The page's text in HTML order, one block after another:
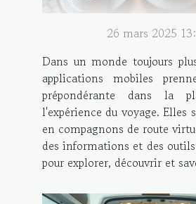
26 mars 2025
Dans un monde toujours
applications mobiles
prépondérante dans la
l'expérience du voyage. Elles
en compagnons de route
des informations et des
pour explorer, découvrir et